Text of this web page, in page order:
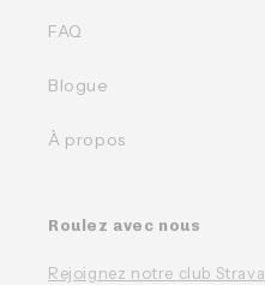
FAQ
Blogue
À propos
Roulez avec nous
Rejoignez notre club Strava